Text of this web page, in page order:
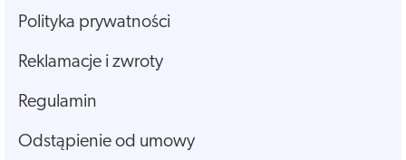
Polityka prywatności
Reklamacje i zwroty
Regulamin
Odstąpienie od umowy